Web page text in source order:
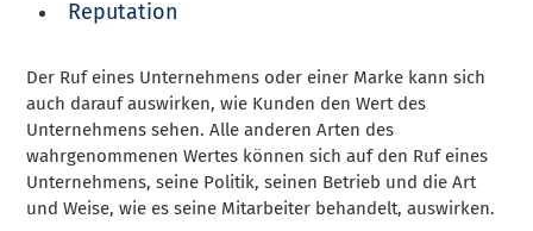
Reputation
Der Ruf eines Unternehmens oder einer Marke kann sich
auch darauf auswirken, wie Kunden den Wert des
Unternehmens sehen. Alle anderen Arten des
wahrgenommenen Wertes können sich auf den Ruf eines
Unternehmens, seine Politik, seinen Betrieb und die Art
und Weise, wie es seine Mitarbeiter behandelt, auswirken.